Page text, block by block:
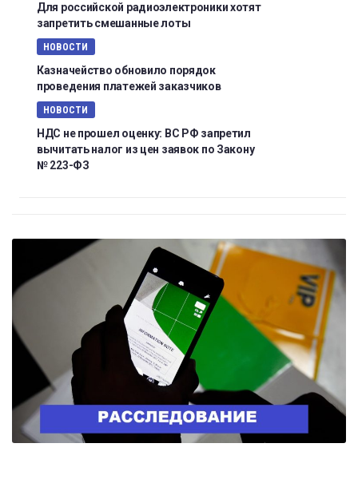
Для российской радиоэлектроники хотят
запретить смешанные лоты
НОВОСТИ
Казначейство обновило порядок
проведения платежей заказчиков
НОВОСТИ
НДС не прошел оценку: ВС РФ запретил
вычитать налог из цен заявок по Закону
№ 223-ФЗ